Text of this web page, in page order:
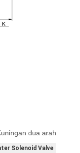
dua arah
Solenoid Valve